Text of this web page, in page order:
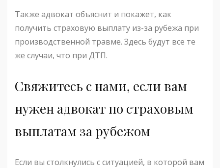
Также адвокат объяснит и покажет, как
получить страховую выплату из-за рубежа при
производственной травме. Здесь будут все те
же случаи, что при ДТП.
Свяжитесь с нами, если вам
нужен адвокат по страховым
выплатам за рубежом
Если вы столкнулись с ситуацией, в которой вам